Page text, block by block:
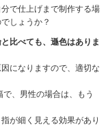
で仕上げまで制作する場
しょうか？
比べても、遜色はありま
になりますので、適切な
、男性の場合は、もう
が細く見える効果があり